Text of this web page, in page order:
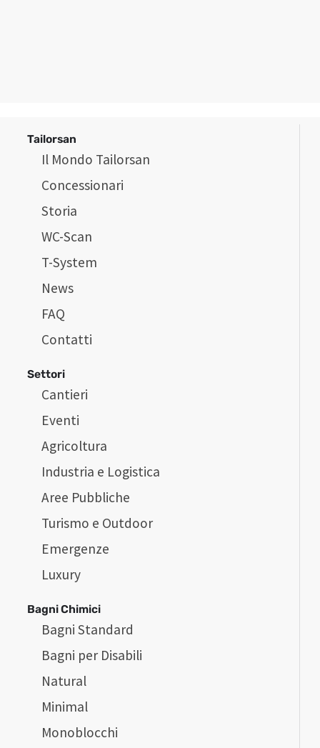
Tailorsan
Il Mondo Tailorsan
Concessionari
Storia
WC-Scan
T-System
News
FAQ
Contatti
Settori
Cantieri
Eventi
Agricoltura
Industria e Logistica
Aree Pubbliche
Turismo e Outdoor
Emergenze
Luxury
Bagni Chimici
Bagni Standard
Bagni per Disabili
Natural
Minimal
Monoblocchi